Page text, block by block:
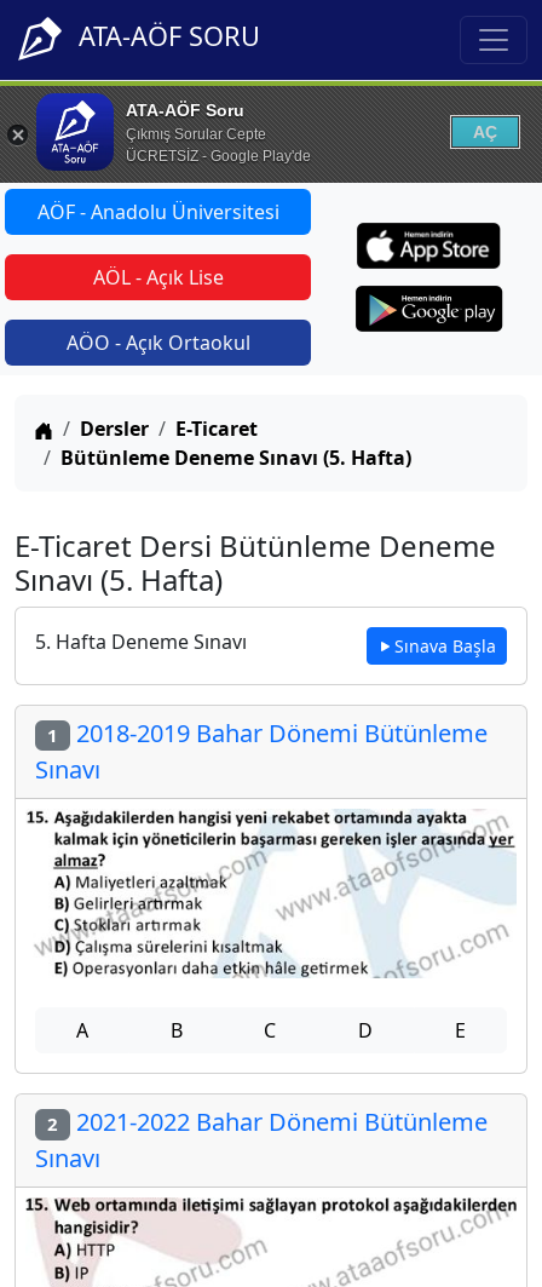
ATA-AÖF SORU
ATA-AÖF Soru
Çıkmış Sorular Cepte
ÜCRETSİZ - Google Play'de
AÇ
AÖF - Anadolu Üniversitesi
AÖL - Açık Lise
AÖO - Açık Ortaokul
Anasayfa
Dersler
E-Ticaret
Bütünleme Deneme Sınavı (5. Hafta)
E-Ticaret Dersi Bütünleme Deneme
Sınavı (5. Hafta)
5. Hafta Deneme Sınavı Sınava Başla
1 2018-2019 Bahar Dönemi Bütünleme
Sınavı
A B C D E
2 2021-2022 Bahar Dönemi Bütünleme
Sınavı